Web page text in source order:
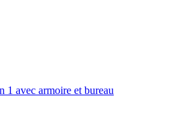
avec armoire et bureau